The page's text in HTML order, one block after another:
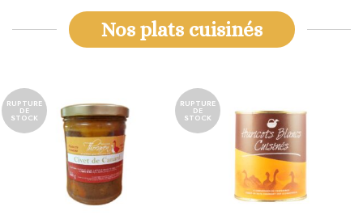
Nos plats cuisinés
RUPTURE
DE
STOCK
RUPTURE
DE
STOCK